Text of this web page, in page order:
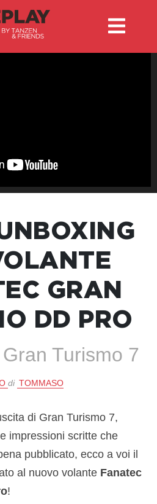
GRAN
DD PRO
Turismo 7
di TOMMASO
di Gran Turismo 7,
impressioni scritte che
pubblicato, ecco a voi il
al nuovo volante Fanatec
!